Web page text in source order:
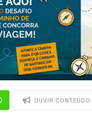
OUVIR CONTEÚDO